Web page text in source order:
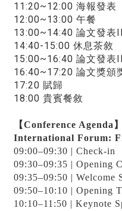
11:20~12:00 海報發表
12:00~13:00 午餐
13:00~14:40 論文發表
14:40-15:00 休息茶敘
15:00~16:40 論文發表
16:40~17:20 論文獎頒
17:20 賦歸
18:00 貴賓餐敘
【Conference Agenda】
International Forum:
09:00–09:30 | Check-in
09:30–09:35 | Opening
09:35–09:50 | Welcome
09:50–10:10 | Opening
10:10–11:50 | Keynote